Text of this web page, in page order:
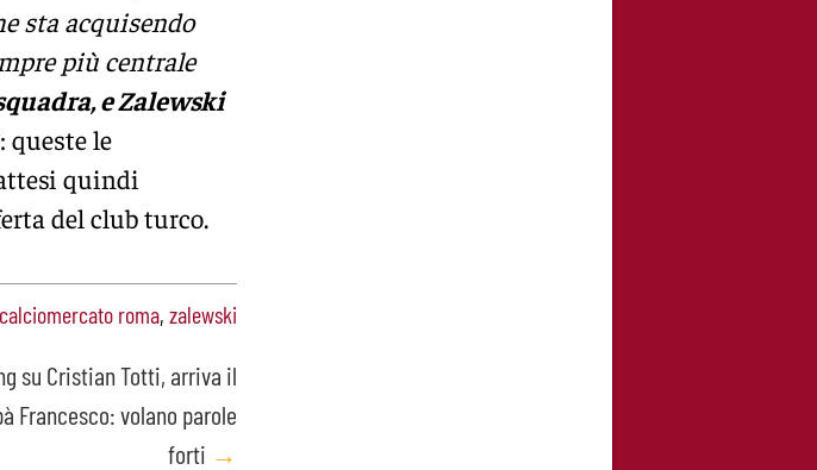
sta acquisendo
più centrale
e Zalewski
queste le
quindi
del club turco.
calciomercato roma, zalewski
su Cristian Totti, arriva il
Francesco: volano parole
forti →